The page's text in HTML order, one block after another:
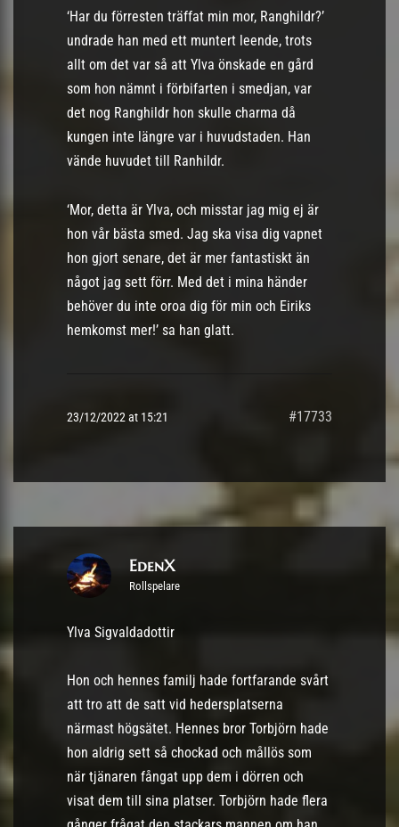
‘Har du förresten träffat min mor, Ranghildr?’
undrade han med ett muntert leende, trots
allt om det var så att Ylva önskade en gård
som hon nämnt i förbifarten i smedjan, var
det nog Ranghildr hon skulle charma då
kungen inte längre var i huvudstaden. Han
vände huvudet till Ranhildr.
‘Mor, detta är Ylva, och misstar jag mig ej är
hon vår bästa smed. Jag ska visa dig vapnet
hon gjort senare, det är mer fantastiskt än
något jag sett förr. Med det i mina händer
behöver du inte oroa dig för min och Eiriks
hemkomst mer!’ sa han glatt.
23/12/2022 at 15:21 #17733
EdenX
Rollspelare
Ylva Sigvaldadottir
Hon och hennes familj hade fortfarande svårt
att tro att de satt vid hedersplatserna
närmast högsätet. Hennes bror Torbjörn hade
hon aldrig sett så chockad och mållös som
när tjänaren fångat upp dem i dörren och
visat dem till sina platser. Torbjörn hade flera